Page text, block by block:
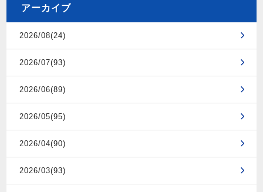
アーカイブ
2026/08(24)
2026/07(93)
2026/06(89)
2026/05(95)
2026/04(90)
2026/03(93)